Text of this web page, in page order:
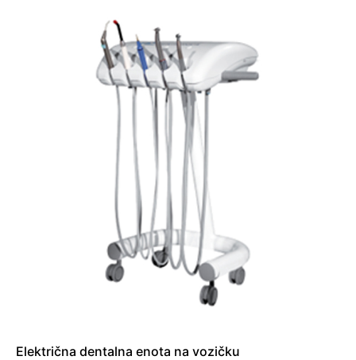
Električna dentalna enota na vozičku